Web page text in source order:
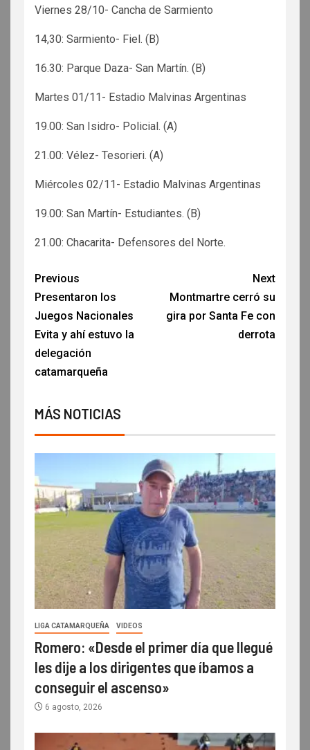
Viernes 28/10- Cancha de Sarmiento
14,30: Sarmiento- Fiel. (B)
16.30: Parque Daza- San Martín. (B)
Martes 01/11- Estadio Malvinas Argentinas
19.00: San Isidro- Policial. (A)
21.00: Vélez- Tesorieri. (A)
Miércoles 02/11- Estadio Malvinas Argentinas
19.00: San Martín- Estudiantes. (B)
21.00: Chacarita- Defensores del Norte.
Previous
Presentaron los
Juegos Nacionales
Evita y ahí estuvo la
delegación
catamarqueña
Next
Montmartre cerró su
gira por Santa Fe con
derrota
MÁS NOTICIAS
LIGA CATAMARQUEÑA VIDEOS
Romero: «Desde el primer día que llegué
les dije a los dirigentes que íbamos a
conseguir el ascenso»
6 agosto, 2026